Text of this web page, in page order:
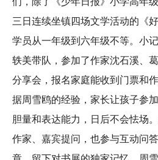
三日连续坐镇四场文学活动的《
学员从一年级到六年级不等。小
轶美带队，参加了作家沈石溪、
分享会，报名家庭能收到门票和
据周雪鸥的经验，家长让孩子参
胆量和表达能力，日后不会怯场
作家、嘉宾提问，也参与互动问